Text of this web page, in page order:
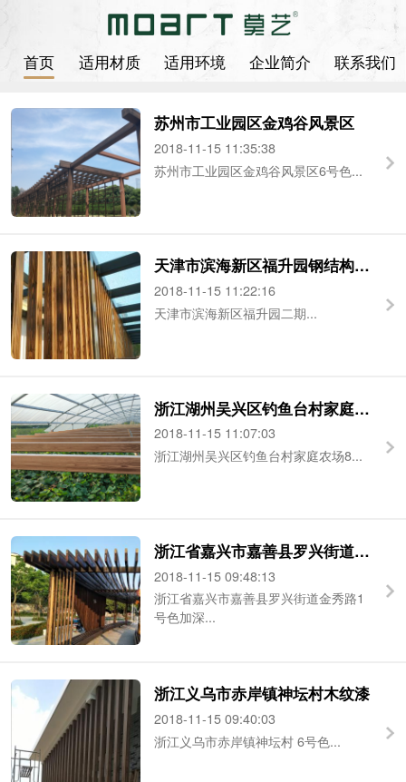
首页 适用材质 适用环境 企业简介 联系我们
苏州市工业园区金鸡谷风景区
2018-11-15 11:35:38
苏州市工业园区金鸡谷风景区6号色...
天津市滨海新区福升园钢结构木纹漆
2018-11-15 11:22:16
天津市滨海新区福升园二期...
浙江湖州吴兴区钓鱼台村家庭农场大棚架
2018-11-15 11:07:03
浙江湖州吴兴区钓鱼台村家庭农场8...
浙江省嘉兴市嘉善县罗兴街道金秀路木纹漆案例
2018-11-15 09:48:13
浙江省嘉兴市嘉善县罗兴街道金秀路1
号色加深...
浙江义乌市赤岸镇神坛村木纹漆
2018-11-15 09:40:03
浙江义乌市赤岸镇神坛村 6号色...